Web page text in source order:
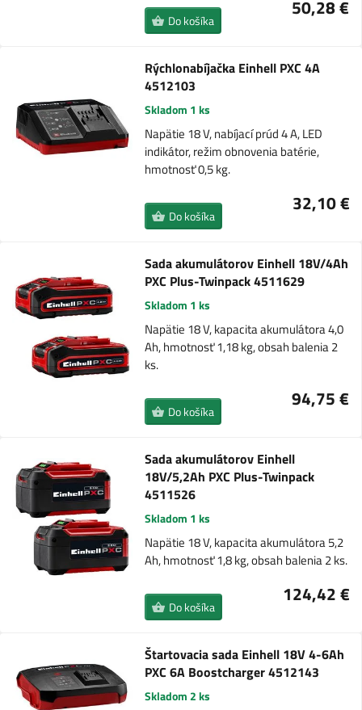
50,28 €
Do košíka
Rýchlonabíjačka Einhell PXC 4A
4512103
Skladom 1 ks
Napätie 18 V, nabíjací prúd 4 A, LED
indikátor, režim obnovenia batérie,
hmotnosť 0,5 kg.
32,10 €
Do košíka
Sada akumulátorov Einhell 18V/4Ah
PXC Plus-Twinpack 4511629
Skladom 1 ks
Napätie 18 V, kapacita akumulátora 4,0
Ah, hmotnosť 1,18 kg, obsah balenia 2
ks.
94,75 €
Do košíka
Sada akumulátorov Einhell
18V/5,2Ah PXC Plus-Twinpack
4511526
Skladom 1 ks
Napätie 18 V, kapacita akumulátora 5,2
Ah, hmotnosť 1,8 kg, obsah balenia 2 ks.
124,42 €
Do košíka
Štartovacia sada Einhell 18V 4-6Ah
PXC 6A Boostcharger 4512143
Skladom 2 ks